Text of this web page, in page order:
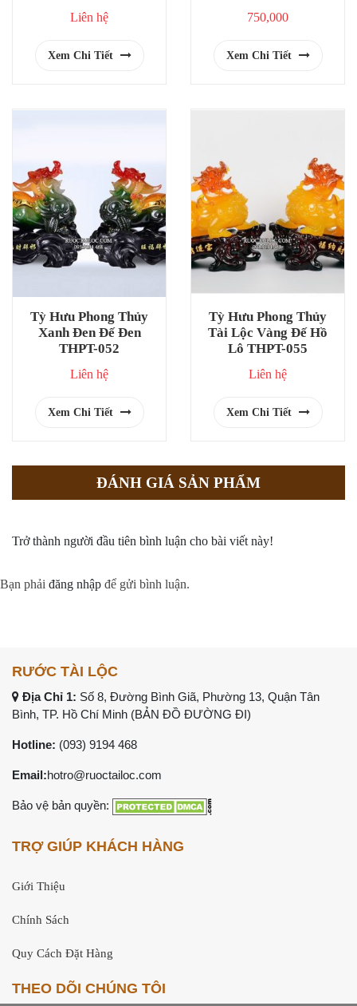
Liên hệ
Xem Chi Tiết
750,000
Xem Chi Tiết
Tỳ Hưu Phong Thủy
Xanh Đen Đế Đen
THPT-052
Liên hệ
Xem Chi Tiết
Tỳ Hưu Phong Thủy
Tài Lộc Vàng Đế Hồ
Lô THPT-055
Liên hệ
Xem Chi Tiết
ĐÁNH GIÁ SẢN PHẨM
Trở thành người đầu tiên bình luận cho bài viết này!
Bạn phải đăng nhập để gửi bình luận.
RƯỚC TÀI LỘC
Địa Chỉ 1: Số 8, Đường Bình Giã, Phường 13, Quận Tân
Bình, TP. Hồ Chí Minh (BẢN ĐỒ ĐƯỜNG ĐI)
Hotline: (093) 9194 468
Email:hotro@ruoctailoc.com
Bảo vệ bản quyền:
TRỢ GIÚP KHÁCH HÀNG
Giới Thiệu
Chính Sách
Quy Cách Đặt Hàng
THEO DÕI CHÚNG TÔI